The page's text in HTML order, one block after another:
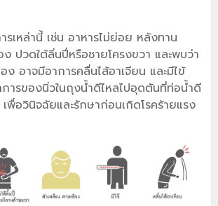
รเหล่านี้ เช่น อาหารไม่ย่อย หลังทาน
ปวดใต้ลิ่นปี่หรือชายโครงขวา และพบว่า
ง อาจมีอาการคลื่นไส้อาเจียน และมีไข้
การของนิ่วในถุงน้ำดีไหลไปอุดตันที่ท่อน้ำดี
พื่อวินิจฉัยและรักษาก่อนเกิดโรคร้ายแรง